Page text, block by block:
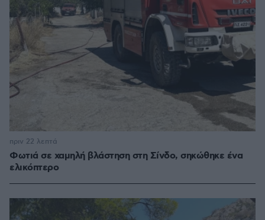
Φωτιά σε χαμηλή βλάστηση στη Σίνδο, σηκώθηκε ένα
ελικόπτερο
πριν 22 λεπτά